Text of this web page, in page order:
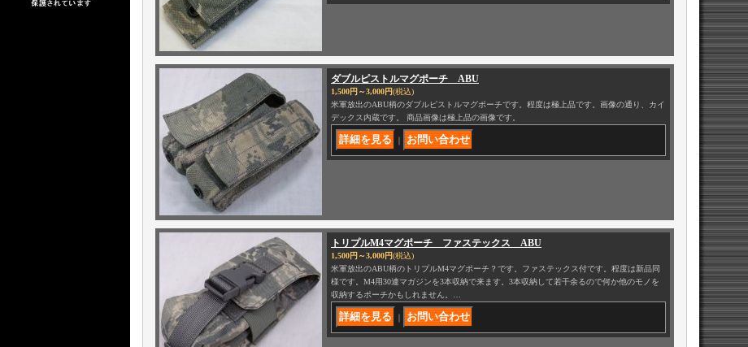
ダブルピストルマグポーチ ABU
1,500円～3,000円(税込)
米軍放出のABU柄のダブルピストルマグポーチです。程度は極上品です。画像の通り、カイ
デックス内蔵です。 商品画像は極上品の画像です。
｜
トリプルM4マグポーチ ファステックス ABU
1,500円～3,000円(税込)
米軍放出のABU柄のトリプルM4マグポーチ？です。ファステックス付です。程度は新品同
様です。M4用30連マガジンを3本収納で来ます。3本収納して若干余るので何か他のモノを
収納するポーチかもしれません。…
｜